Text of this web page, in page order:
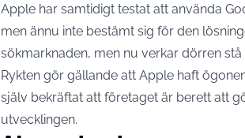
Apple har samtidigt testat att använda
men ännu inte bestämt sig för den
sökmarknaden, men nu verkar dörren
Rykten gör gällande att Apple haft
själv bekräftat att företaget är berett att
utvecklingen.